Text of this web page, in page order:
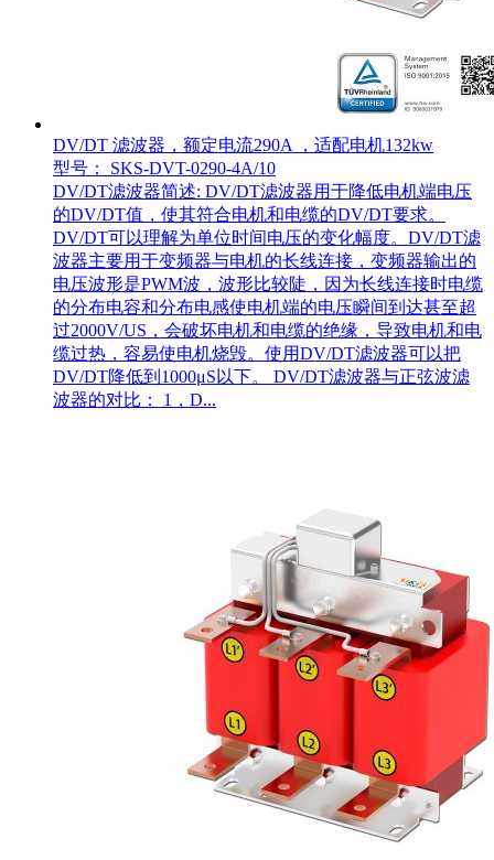
DV/DT 滤波器，额定电流290A ，适配电机132kw
型号： SKS-DVT-0290-4A/10
DV/DT滤波器简述: DV/DT滤波器用于降低电机端电压
的DV/DT值，使其符合电机和电缆的DV/DT要求。
DV/DT可以理解为单位时间电压的变化幅度。DV/DT滤
波器主要用于变频器与电机的长线连接，变频器输出的
电压波形是PWM波，波形比较陡，因为长线连接时电缆
的分布电容和分布电感使电机端的电压瞬间到达甚至超
过2000V/US，会破坏电机和电缆的绝缘，导致电机和电
缆过热，容易使电机烧毁。使用DV/DT滤波器可以把
DV/DT降低到1000μS以下。 DV/DT滤波器与正弦波滤
波器的对比： 1，D...